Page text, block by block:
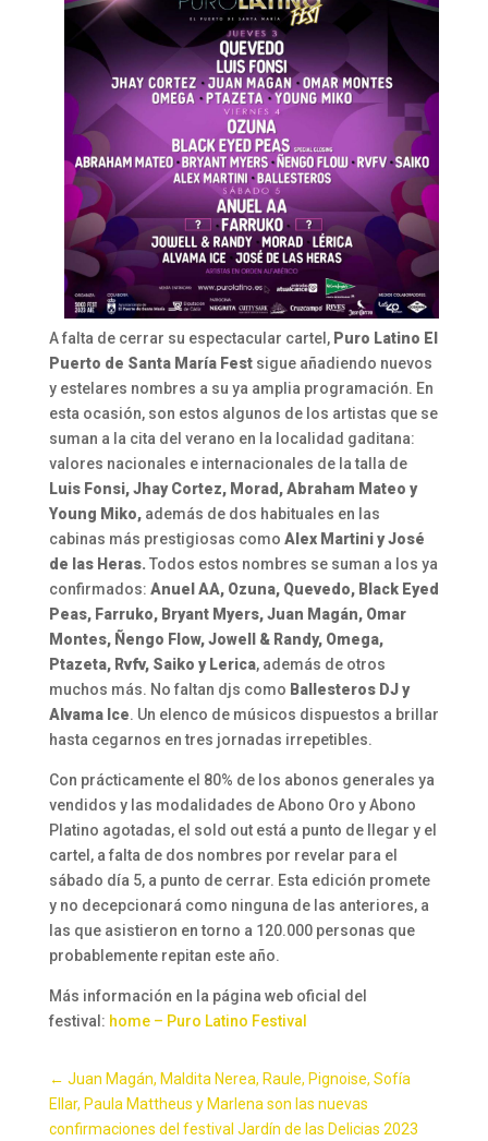
A falta de cerrar su espectacular cartel, Puro Latino El
Puerto de Santa María Fest sigue añadiendo nuevos
y estelares nombres a su ya amplia programación. En
esta ocasión, son estos algunos de los artistas que se
suman a la cita del verano en la localidad gaditana:
valores nacionales e internacionales de la talla de
Luis Fonsi, Jhay Cortez, Morad, Abraham Mateo y
Young Miko, además de dos habituales en las
cabinas más prestigiosas como Alex Martini y José
de las Heras. Todos estos nombres se suman a los ya
confirmados: Anuel AA, Ozuna, Quevedo, Black Eyed
Peas, Farruko, Bryant Myers, Juan Magán, Omar
Montes, Ñengo Flow, Jowell & Randy, Omega,
Ptazeta, Rvfv, Saiko y Lerica, además de otros
muchos más. No faltan djs como Ballesteros DJ y
Alvama Ice. Un elenco de músicos dispuestos a brillar
hasta cegarnos en tres jornadas irrepetibles.
Con prácticamente el 80% de los abonos generales ya
vendidos y las modalidades de Abono Oro y Abono
Platino agotadas, el sold out está a punto de llegar y el
cartel, a falta de dos nombres por revelar para el
sábado día 5, a punto de cerrar. Esta edición promete
y no decepcionará como ninguna de las anteriores, a
las que asistieron en torno a 120.000 personas que
probablemente repitan este año.
Más información en la página web oficial del
festival: home – Puro Latino Festival
← Juan Magán, Maldita Nerea, Raule, Pignoise, Sofía
Ellar, Paula Mattheus y Marlena son las nuevas
confirmaciones del festival Jardín de las Delicias 2023